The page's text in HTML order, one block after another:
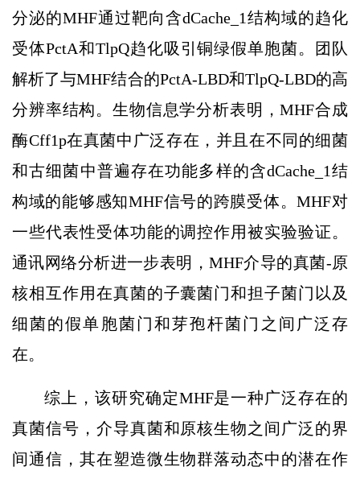
分泌的MHF通过靶向含dCache_1结构域的趋化
受体PctA和TlpQ趋化吸引铜绿假单胞菌。团队
解析了与MHF结合的PctA-LBD和TlpQ-LBD的高
分辨率结构。生物信息学分析表明，MHF合成
酶Cff1p在真菌中广泛存在，并且在不同的细菌
和古细菌中普遍存在功能多样的含dCache_1结
构域的能够感知MHF信号的跨膜受体。MHF对
一些代表性受体功能的调控作用被实验验证。
通讯网络分析进一步表明，MHF介导的真菌-原
核相互作用在真菌的子囊菌门和担子菌门以及
细菌的假单胞菌门和芽孢杆菌门之间广泛存
在。
综上，该研究确定MHF是一种广泛存在的
真菌信号，介导真菌和原核生物之间广泛的界
间通信，其在塑造微生物群落动态中的潜在作